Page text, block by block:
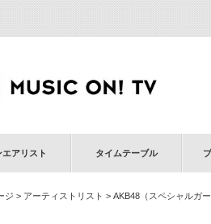
エアリスト タイムテーブル
ジ > アーティストリスト > AKB48（スペシャルガー